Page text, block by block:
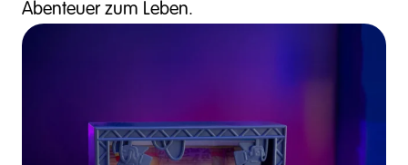
Abenteuer zum Leben.